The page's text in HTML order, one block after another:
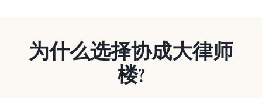
为什么选择协成大律师
楼?